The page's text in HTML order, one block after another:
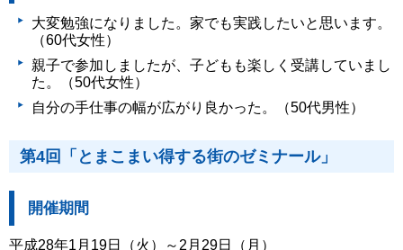
大変勉強になりました。家でも実践したいと思います。
（60代女性）
親子で参加しましたが、子どもも楽しく受講していまし
た。（50代女性）
自分の手仕事の幅が広がり良かった。（50代男性）
第4回「とまこまい得する街のゼミナール」
開催期間
平成28年1月19日（火）～2月29日（月）